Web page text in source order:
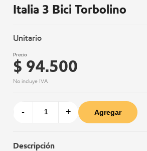
Italia 3 Bici Torbolino
Unitario
Precio
$ 94.500
No incluye IVA
- + Agregar
Descripción